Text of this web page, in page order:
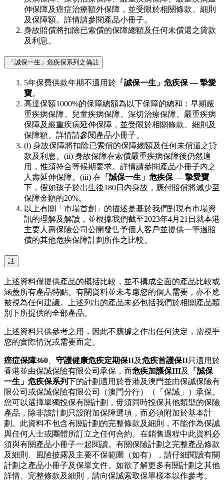
伸保障及癌症治療額外保障，並受限於相關條款、細則
及保障額。詳情請參閱產品小冊子。
身故賠償將扣除已索償的保障總額及任何未償還之貸款
及利息。
「誠保一生」危疾保系列之備註
5年保費供款年期不適用於 「誠保一生」危疾保 — 摯愛
寶。
高達保額1000%的保障總額為以下保障的總和：早期嚴
重疾病保障、兒童疾病保障、深切治療保障、嚴重疾病
保障及嚴重疾病延伸保障，並受限於相關條款、細則及
保障額。詳情請參閱產品小冊子。
(i) 身故保障將扣除已索償的保障總額及任何未償還之貸
款及利息。(ii) 身故保障在索償嚴重疾病保障後仍然適
用，惟須符合等候期要求。詳情請參閱產品小冊子內之
人壽延伸保障。(iii) 在 「誠保一生」危疾保 — 摯愛寶
下，假如孩子於出生後180日內身故，應付賠償將減少至
保障金額的20%。
以上有關「市場首創」的描述是基於我們對現有市場資
訊的理解及解讀，並根據我們截至2023年4月21日就本港
主要人壽保險公司公開發售予個人客戶並提供一筆過賠
償的其他危疾保障計劃所作之比較。
註
上述資料僅提供產品的概括比較，並不構成全面的產品比較或
涵蓋所有產品特點。有關資料並未考慮您的個人需要，亦不應
被視為任何建議。上述列出的產品未必包括我們於相關產品類
別下所提供的全部產品。
上述資料只供參考之用，因此不應據之作出任何決定，需視乎
您的實際情況或需要而定。
癌症保障360 守護健康危疾定期保II及危疾首護保II只適用於
香港並由保誠保險有限公司承保，而危疾加護保III及
「誠保
一生」危疾保系列下的計劃適用於香港及澳門並由保誠保險有
限公司或保誠保險有限公司（澳門分行）（「保誠」）承保。
您可以選擇單獨投保有關計劃，毋須同時投保其他類型的保險
產品，除非該計劃只設附加保障選項，而必須附加於基本計
劃。此資料不包含有關計劃的完整條款及細則，不能作為保誠
與任何人士或團體所訂立之任何合約。在銷售過程中此資料必
須與有關產品小冊子一起閱讀。有關保險計劃之完整產品條款
及細則、風險披露及主要不保範圍（如有），請仔細閱讀有關
計劃之產品小冊子及保單文件。如欲了解更多有關計劃之其他
詳情、完整條款及細則，請向保誠索取保單樣本以作參考。